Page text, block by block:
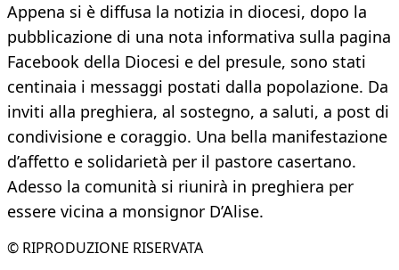
Appena si è diffusa la notizia in diocesi, dopo la
pubblicazione di una nota informativa sulla pagina
Facebook della Diocesi e del presule, sono stati
centinaia i messaggi postati dalla popolazione. Da
inviti alla preghiera, al sostegno, a saluti, a post di
condivisione e coraggio. Una bella manifestazione
d’affetto e solidarietà per il pastore casertano.
Adesso la comunità si riunirà in preghiera per
essere vicina a monsignor D’Alise.
© RIPRODUZIONE RISERVATA